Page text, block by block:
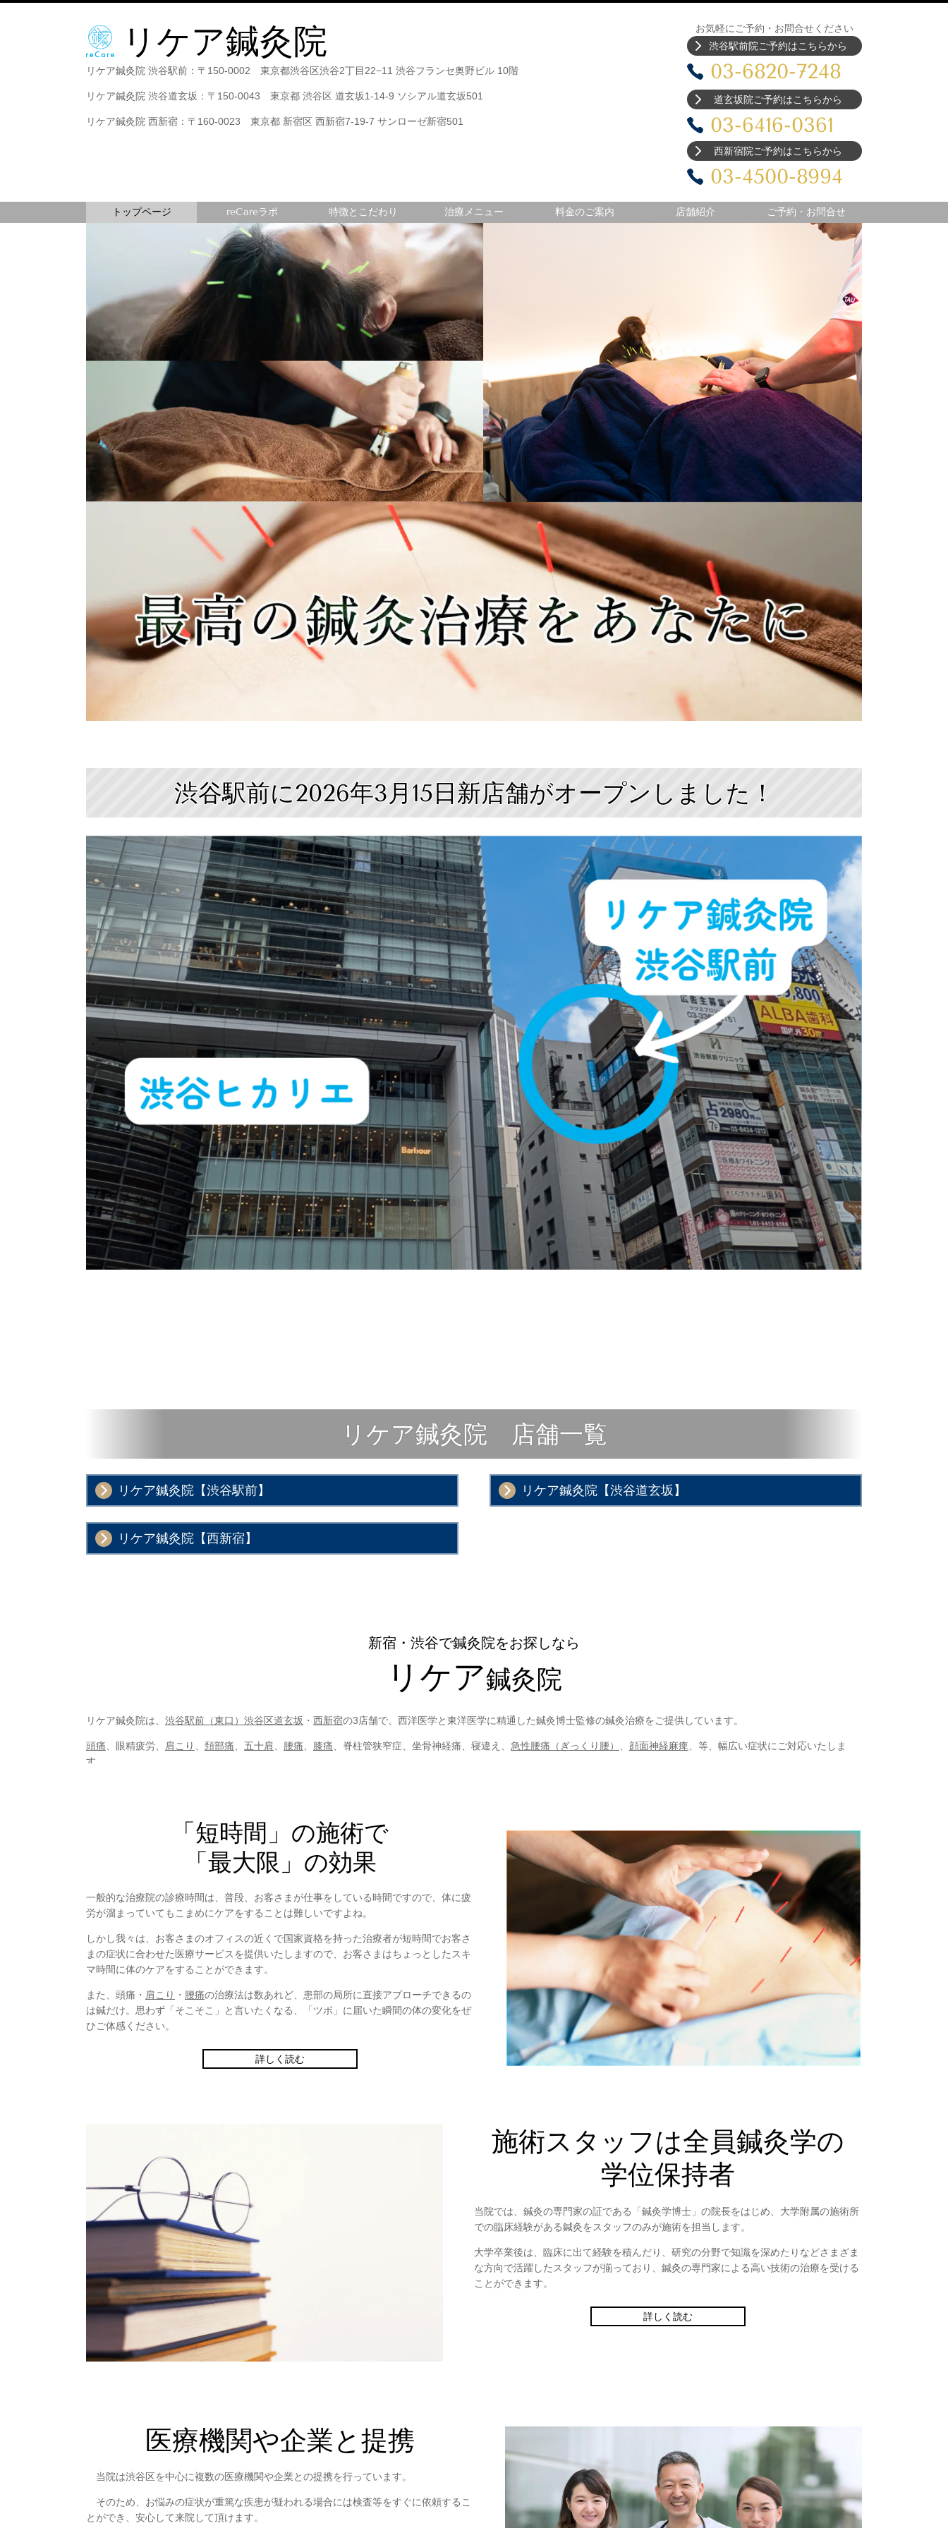
リケア鍼灸院
リケア鍼灸院 渋谷駅前： 〒150-0002 東京都渋谷区渋谷2丁目22−11 渋谷フランセ奥野ビル 10階
リケア鍼灸院 渋谷道玄坂： 〒150-0043 東京都 渋谷区 道玄坂1-14-9 ソシアル道玄坂501
リケア鍼灸院 西新宿：〒160-0023 東京都 新宿区 西新宿7-19-7 サンローゼ新宿501
お気軽にご予約・お問合せください
渋谷駅前院ご予約はこちらから
03-6820-7248
道玄坂院ご予約はこちらから
03-6416-0361
西新宿院ご予約はこちらから
03-4500-8994
トップページ reCareラボ 特徴とこだわり 治療メニュー 料金のご案内 店舗紹介 ご予約・お問合せ
渋谷駅前に2026年3月15日新店舗がオープンしました！
リケア鍼灸院 店舗一覧
リケア鍼灸院【渋谷駅前】 リケア鍼灸院【渋谷道玄坂】
リケア鍼灸院【西新宿】
新宿・渋谷で鍼灸院をお探しなら
リケア鍼灸院
リケア鍼灸院は、 渋谷駅前（東口） 渋谷区道玄坂 ・ 西新宿の3店舗で、西洋医学と東洋医学に精通した鍼灸博士監修の鍼灸治療をご提供しています。
頭痛 、眼精疲労、 肩こり 頚部痛 五十肩 腰痛 膝痛 、脊柱管狭窄症、坐骨神経痛、寝違え、 急性腰痛（ぎっくり腰） 顔面神経麻痺 、等、幅広い症状にご対応いたしま
す。
「短時間」の施術で
「最大限」の効果
一般的な治療院の診療時間は、普段、お客さまが仕事をしている時間ですので、体に疲
労が溜まっていてもこまめにケアをすることは難しいですよね。
しかし我々は、お客さまのオフィスの近くで国家資格を持った治療者が短時間でお客さ
まの症状に合わせた医療サービスを提供いたしますので、お客さまはちょっとしたスキ
マ時間に体のケアをすることができます。
また、頭痛・ 肩こり ・ 腰痛の治療法は数あれど、患部の局所に直接アプローチできるの
は鍼だけ。思わず「そこそこ」と言いたくなる、「ツボ」に届いた瞬間の体の変化をぜ
ひご体感ください。
詳しく読む
施術スタッフは全員鍼灸学の
学位保持者
当院では、鍼灸の専門家の証である「鍼灸学博士」の院長をはじめ、大学附属の施術所
での臨床経験がある鍼灸をスタッフのみが施術を担当します。
大学卒業後は、臨床に出て経験を積んだり、研究の分野で知識を深めたりなどさまざま
な方向で活躍したスタッフが揃っており、鍼灸の専門家による高い技術の治療を受ける
ことができます。
詳しく読む
医療機関や企業と提携
当院は渋谷区を中心に複数の医療機関や企業との提携を行っています。
そのため、お悩みの症状が重篤な疾患が疑われる場合には検査等をすぐに依頼するこ
とができ、安心して来院して頂けます。